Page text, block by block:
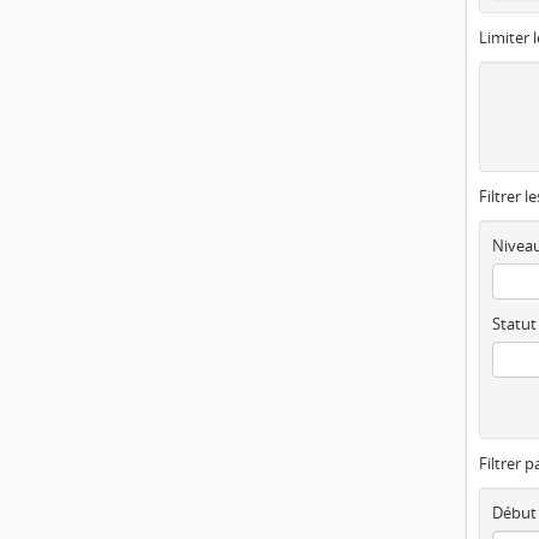
Limiter
Filtrer
Filtrer
Début